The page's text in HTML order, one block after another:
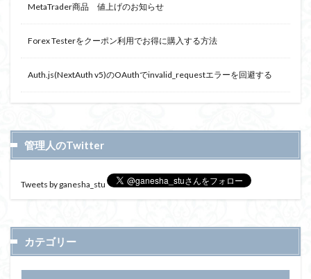
MetaTrader商品 値上げのお知らせ
Forex Testerをクーポン利用でお得に購入する方法
Auth.js(NextAuth v5)のOAuthでinvalid_requestエラーを回避する
管理人のTwitter
Tweets by ganesha_stu
カテゴリー